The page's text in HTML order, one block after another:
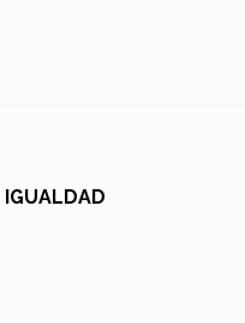
IGUALDAD